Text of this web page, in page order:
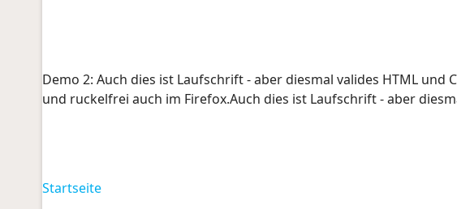
Demo 2: Auch dies ist Laufschrift - aber diesmal valides HTML und
und ruckelfrei auch im Firefox.Auch dies ist Laufschrift - aber
Startseite